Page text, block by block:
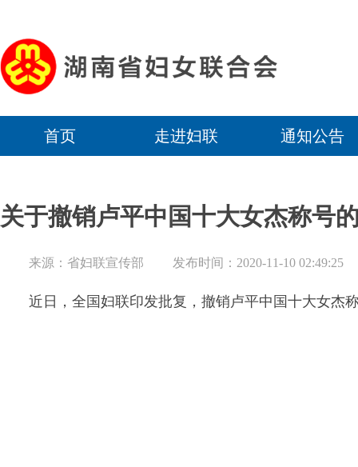
首页 走进妇联 通知公告
关于撤销卢平中国十大女杰称号
来源：省妇联宣传部 发布时间：2020-11-10 02:49:25
近日，全国妇联印发批复，撤销卢平中国十大女杰